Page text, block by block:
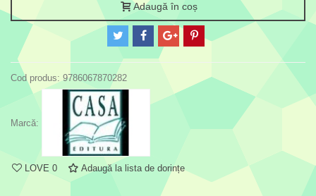
Adaugă în coș
Cod produs: 9786067870282
Marcă:
LOVE 0 Adaugă la lista de dorințe